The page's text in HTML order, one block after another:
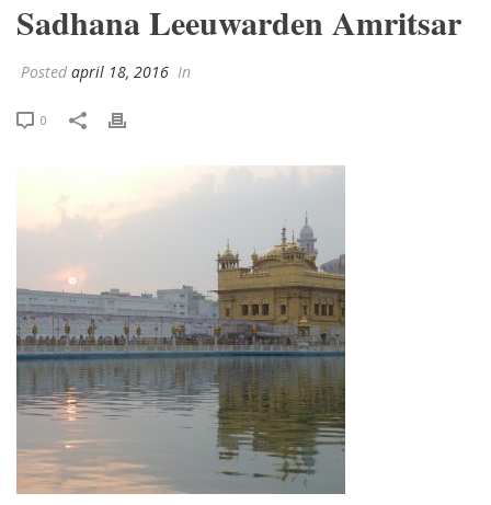
Sadhana Leeuwarden Amritsar
Posted april 18, 2016 In
0